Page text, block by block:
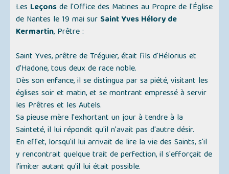
Les Leçonsde l'Office des Matines au Propre de l'Église
de Nantes le 19 mai sur Saint Yves Hélory de
Kermartin, Prêtre :
Saint Yves, prêtre de Tréguier, était fils d'Hélorius et
d'Hadone, tous deux de race noble.
Dès son enfance, il se distingua par sa piété, visitant les
églises soir et matin, et se montrant empressé à servir
les Prêtres et les Autels.
Sa pieuse mère l'exhortant un jour à tendre à la
Sainteté, il lui répondit qu'il n'avait pas d'autre désir.
En effet, lorsqu'il lui arrivait de lire la vie des Saints, s'il
y rencontrait quelque trait de perfection, il s'efforçait de
l'imiter autant qu'il lui était possible.